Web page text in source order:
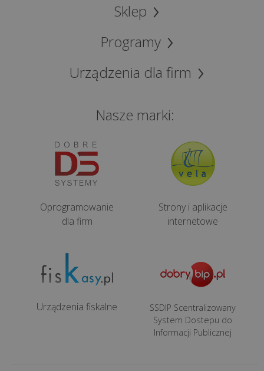
Sklep
Programy
Urządzenia dla firm
Nasze marki:
Oprogramowanie
dla firm
Strony i aplikacje
internetowe
Urządzenia fiskalne
SSDIP Scentralizowany
System Dostepu do
Informacji Publicznej